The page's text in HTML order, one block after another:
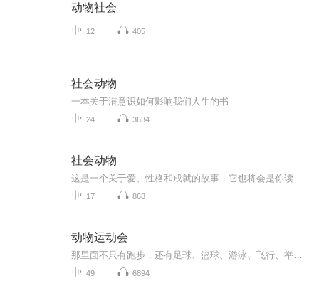
动物社会
12 405
社会动物
一本关于潜意识如何影响我们人生的书
24 3634
社会动物
17 868
动物运动会
49 6894